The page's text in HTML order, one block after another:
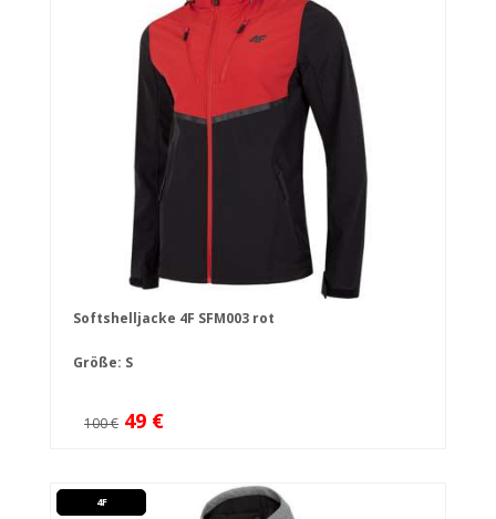
Softshelljacke 4F SFM003 rot
Größe: S
100 € 49 €
4F